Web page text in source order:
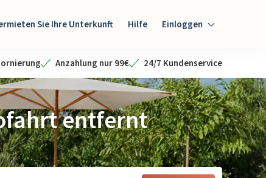
Sie Ihre Unterkunft Hilfe Einloggen
Einloggen
Gast
Eigentümer
Anzahlung nur 99€ 24/7 Kundenservice
entfernt